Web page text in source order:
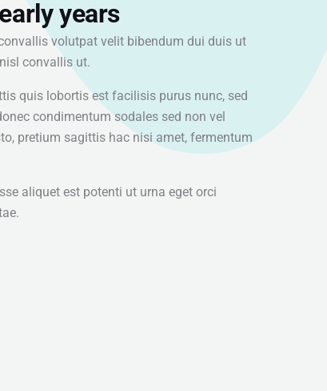
years
volutpat velit bibendum dui duis ut
convallis ut.
quis lobortis est facilisis purus nunc, sed
condimentum sodales sed non vel
pretium sagittis hac nisi amet, fermentum
aliquet est potenti ut urna eget orci